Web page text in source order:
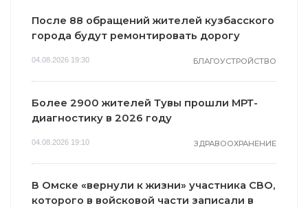
После 88 обращений жителей кузбасского
города будут ремонтировать дорогу
04.08.2026 19:30 БЛАГОУСТРОЙСТВО
Более 2900 жителей Тувы прошли МРТ-
диагностику в 2026 году
04.08.2026 19:10 ЗДРАВООХРАНЕНИЕ
В Омске «вернули к жизни» участника СВО,
которого в войсковой части записали в